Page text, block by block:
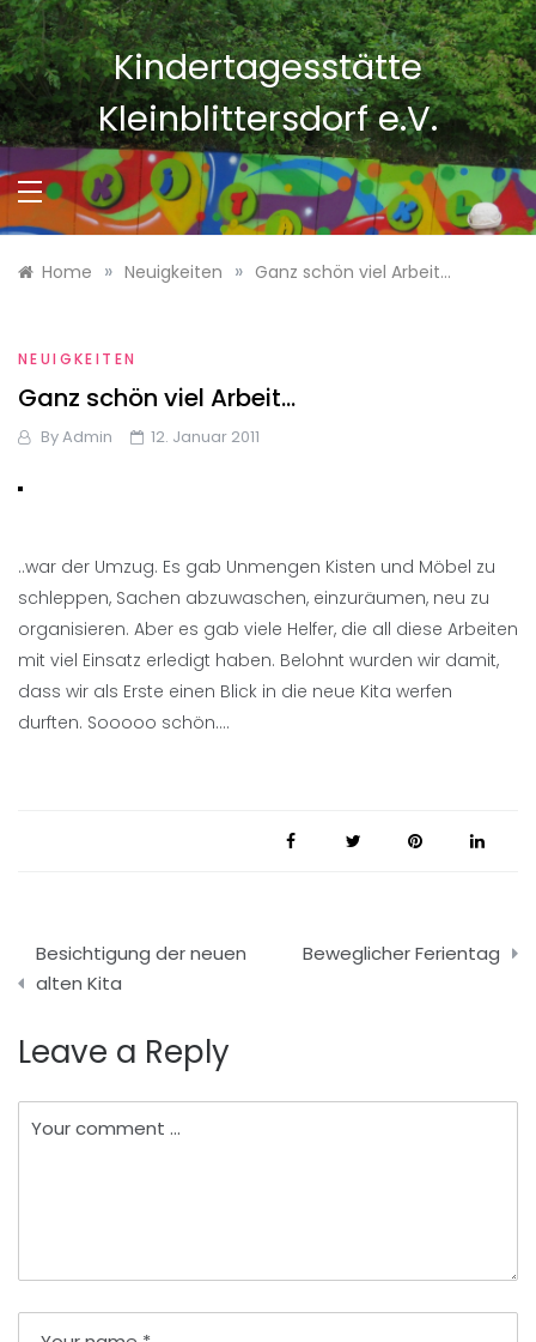
Skip
to
content
Kindertagesstätte
Kleinblittersdorf e.V.
Home » Neuigkeiten » Ganz schön viel Arbeit…
NEUIGKEITEN
Ganz schön viel Arbeit…
ByAdmin 12. Januar 2011
..war der Umzug. Es gab Unmengen Kisten und Möbel zu
schleppen, Sachen abzuwaschen, einzuräumen, neu zu
organisieren. Aber es gab viele Helfer, die all diese Arbeiten
mit viel Einsatz erledigt haben. Belohnt wurden wir damit,
dass wir als Erste einen Blick in die neue Kita werfen
durften. Sooooo schön….
Beitragsnavigation
Besichtigung der neuen
alten Kita
Beweglicher Ferientag
Leave a Reply